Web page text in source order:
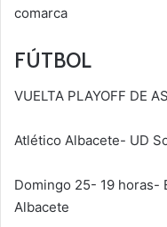
comarca
FÚTBOL
VUELTA PLAYOFF DE
Atlético Albacete- UD
Domingo 25- 19 horas-
Albacete